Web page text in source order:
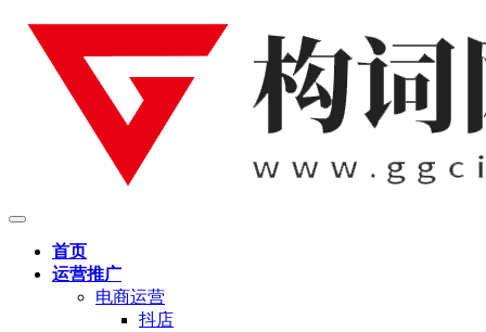
首页
运营推广
电商运营
抖店